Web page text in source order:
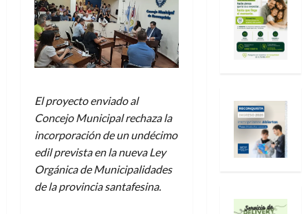
El proyecto enviado al
Concejo Municipal rechaza la
incorporación de un undécimo
edil prevista en la nueva Ley
Orgánica de Municipalidades
de la provincia santafesina.